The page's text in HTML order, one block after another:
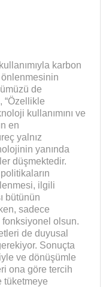
karbon
önlenmesinin
de
“Özellikle
kullanımını ve
en
yalnız
yanında
düşmektedir.
ilgili
bütünün
sadece
fonksiyonel olsun.
de duyusal
Sonuçta
ve dönüşümle
ona göre tercih
tüketmeye